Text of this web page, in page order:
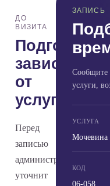
ДО
ВИЗИТА
Подготовка
зависит
от
услуги
Перед
записью
администратор
уточнит
ЗАПИСЬ
Сообщите
услуги,
УСЛУГА
Мочевина
КОД
06-058